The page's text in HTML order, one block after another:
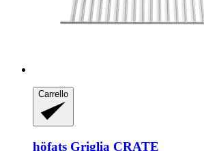
Carrello
höfats Griglia CRATE